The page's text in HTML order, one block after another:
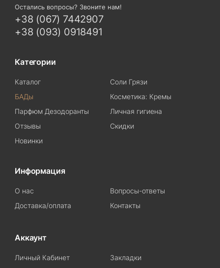
Остались вопросы? Звоните нам!
+38 (067) 7442907
+38 (093) 0918491
Категории
Каталог
Соли Грязи
БАДы
Косметика: Кремы
Парфюм Дезодоранты
Личная гигиена
Отзывы
Скидки
Новинки
Информация
О нас
Вопросы-ответы
Доставка/оплата
Контакты
Аккаунт
Личный Кабинет Закладки